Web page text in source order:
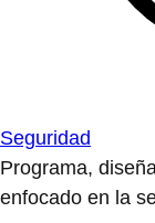
Seguridad
Programa,
enfocado en la